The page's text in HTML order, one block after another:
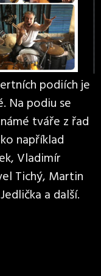
podiích je
Na podiu se
tváře z řad
například
Vladimír
Tichý, Martin
a další.